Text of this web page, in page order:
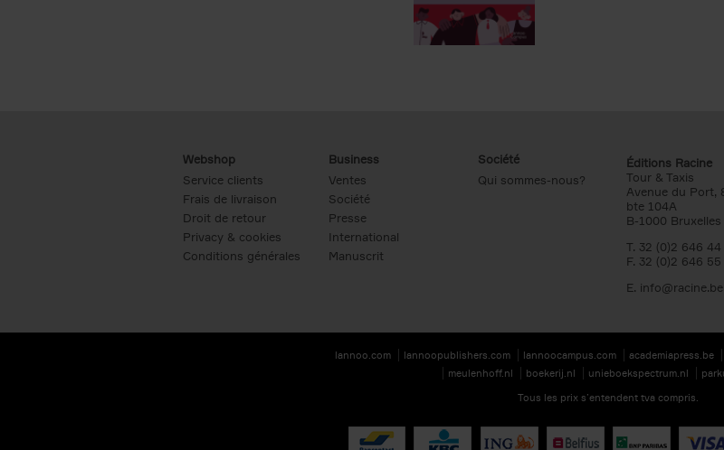
Webshop
Service clients
Frais de livraison
Droit de retour
Privacy & cookies
Conditions générales
Business
Ventes
Société
Presse
International
Manuscrit
Société
Qui sommes-nous?
Éditions Racine
Tour & Taxis
Avenue du Port,
bte 104A
B-1000 Bruxelles
T. 32 (0)2 646 44
F. 32 (0)2 646 55
E. info@racine.be
lannoo.com lannoopublishers.com lannoocampus.com academiapress.be
meulenhoff.nl
boekerij.nl unieboekspectrum.nl
Tous les prix s’entendent tva compris.